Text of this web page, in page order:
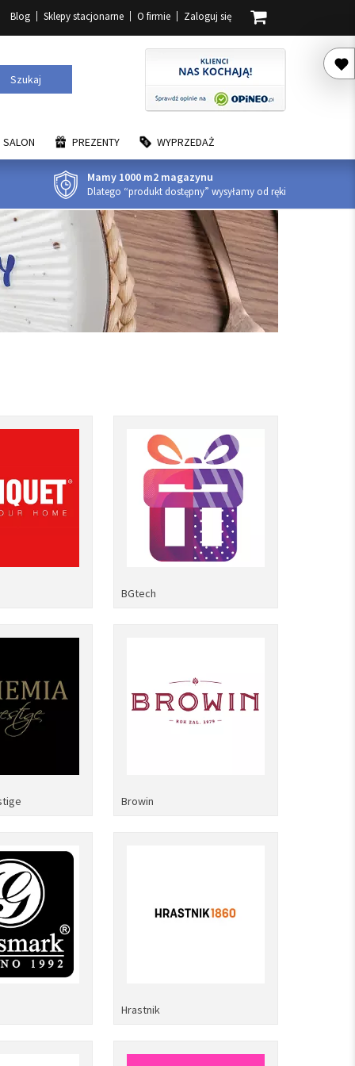
Blog Sklepy stacjonarne O firmie Zaloguj się
Szukaj
SALON PREZENTY WYPRZEDAŻ
Mamy 1000 m2 magazynu
Dlatego “produkt dostępny” wysyłamy od ręki
BGtech
Browin
Hrastnik